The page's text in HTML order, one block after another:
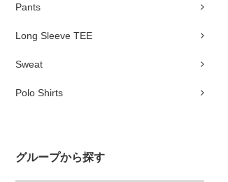
Pants
Long Sleeve TEE
Sweat
Polo Shirts
グループから探す